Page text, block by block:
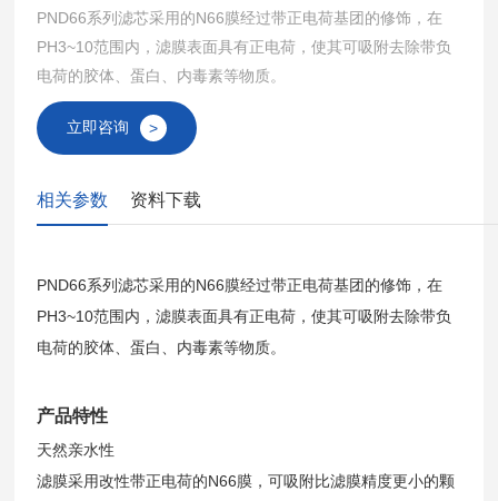
PND66系列滤芯采用的N66膜经过带正电荷基团的修饰，在
PH3~10范围内，滤膜表面具有正电荷，使其可吸附去除带负
电荷的胶体、蛋白、内毒素等物质。
立即咨询 >
相关参数 资料下载
PND66系列滤芯采用的N66膜经过带正电荷基团的修饰，在
PH3~10范围内，滤膜表面具有正电荷，使其可吸附去除带负
电荷的胶体、蛋白、内毒素等物质。
产品特性
天然亲水性
滤膜采用改性带正电荷的N66膜，可吸附比滤膜精度更小的颗